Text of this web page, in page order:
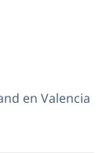
en Valencia